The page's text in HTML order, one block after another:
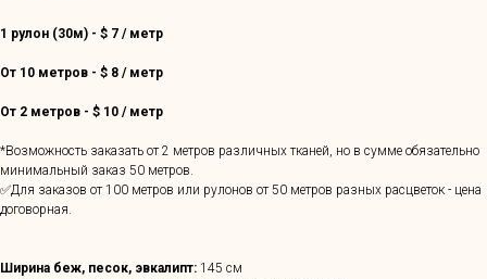
1 рулон (30м) - $ 7 / метр
От 10 метров - $ 8 / метр
От 2 метров - $ 10 / метр
*Возможность заказать от 2 метров различных тканей, но в сумме обязательно
минимальный заказ 50 метров.
✅Для заказов от 100 метров или рулонов от 50 метров разных расцветок - цена
договорная.
Ширина беж, песок, эвкалипт: 145 см